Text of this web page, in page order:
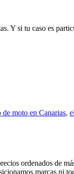
Y si tu caso es
de moto en Canarias,
ordenados de
marcas ni